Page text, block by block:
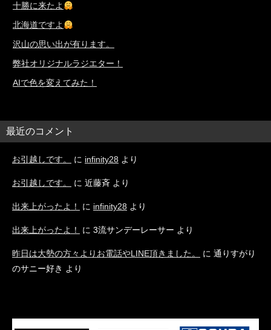
十勝に来たよ
北海道ですよ
沢山の思い出が有ります。
弊社オリジナルラジエター！
AIで色を変えてみた！
最近のコメント
お引越しです。 に infinity28 より
お引越しです。 に 近藤斉 より
出来上がったよ！ に infinity28 より
出来上がったよ！ に 3流サンデーレーサー より
昨日は大勢の方々よりお電話やLINE頂きました。 に 通りすがり
のサニー好き より